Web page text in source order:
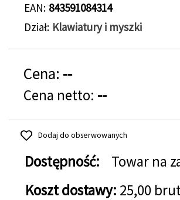
EAN 843591084314
Dział Klawiatury i myszki
Cena: --
Cena netto: --
Dodaj do obserwowanych
Dostępność:
Towar na
Koszt dostawy: 25,00